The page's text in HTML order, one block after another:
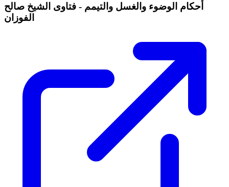
أحكام الوضوء والغسل والتيمم - فتاوى الشيخ صالح
الفوزان